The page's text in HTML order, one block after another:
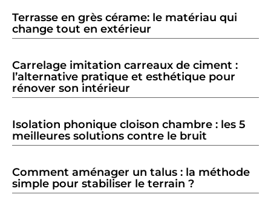
Terrasse en grès cérame: le matériau qui
change tout en extérieur
Carrelage imitation carreaux de ciment :
l’alternative pratique et esthétique pour
rénover son intérieur
Isolation phonique cloison chambre : les 5
meilleures solutions contre le bruit
Comment aménager un talus : la méthode
simple pour stabiliser le terrain ?